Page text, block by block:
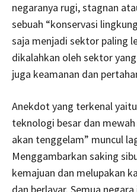
negaranya rugi, stagnan
sebuah “konservasi
saja menjadi sektor paling
dikalahkan oleh sektor
juga keamanan dan
Anekdot yang terkenal
teknologi besar dan
akan tenggelam” muncul
Menggambarkan saking
kemajuan dan melupakan